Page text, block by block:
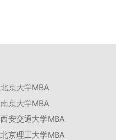
北京大学MBA
南京大学MBA
西安交通大学MBA
北京理工大学MBA